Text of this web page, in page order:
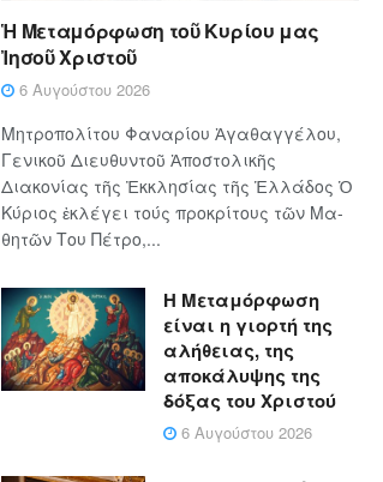
Ἡ Μεταμόρφωση τοῦ Κυρίου μας
Ἰησοῦ Χριστοῦ
6 Αυγούστου 2026
Μητροπολίτου Φαναρίου Ἀγαθαγγέλου,
Γενικοῦ Διευθυντοῦ Ἀποστολικῆς
Διακονίας τῆς Ἐκκλησίας τῆς Ἑλλάδος Ὁ
Κύ­ρι­ος ἐκλέγει τούς προ­κρί­τους τῶν Μα­
θη­τῶν Του Πέ­τρο,...
Η Μεταμόρφωση
είναι η γιορτή της
αλήθειας, της
αποκάλυψης της
δόξας του Χριστού
6 Αυγούστου 2026